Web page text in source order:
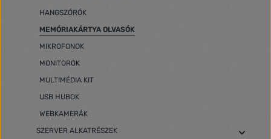
HANGSZÓRÓK
MEMÓRIAKÁRTYA OLVASÓK
MIKROFONOK
MONITOROK
MULTIMÉDIA KIT
USB HUBOK
WEBKAMERÁK
SZERVER ALKATRÉSZEK